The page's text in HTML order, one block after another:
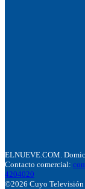
ELNUEVE.COM.
Contacto comercial:
4204020
©2026 Cuyo Televisión